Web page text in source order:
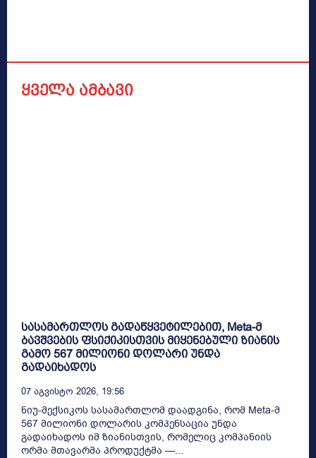
ყველა ამბავი
სასამართლოს გადაწყვეტილებით, Meta-მ
ბავშვების ფსიქიკისთვის მიყენებული ზიანის
გამო 567 მილიონი დოლარი უნდა
გადაიხადოს
07 Აგვისტო 2026, 19:56
ნიუ-მექსიკოს სასამართლომ დაადგინა, რომ Meta-მ
567 მილიონი დოლარის კომპენსაცია უნდა
გადაიხადოს იმ ზიანისთვის, რომელიც კომპანიის
ორმა მთავარმა პროდუქტმა —...